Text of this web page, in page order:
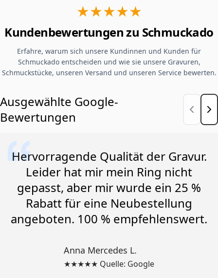
★★★★★
Kundenbewertungen zu Schmuckado
Erfahre, warum sich unsere Kundinnen und Kunden für
Schmuckado entscheiden und wie sie unsere Gravuren,
Schmuckstücke, unseren Versand und unseren Service bewerten.
Ausgewählte Google-
Bewertungen
Hervorragende Qualität der Gravur.
Leider hat mir mein Ring nicht
gepasst, aber mir wurde ein 25 %
Rabatt für eine Neubestellung
angeboten. 100 % empfehlenswert.
Anna Mercedes L.
★★★★★ Quelle: Google